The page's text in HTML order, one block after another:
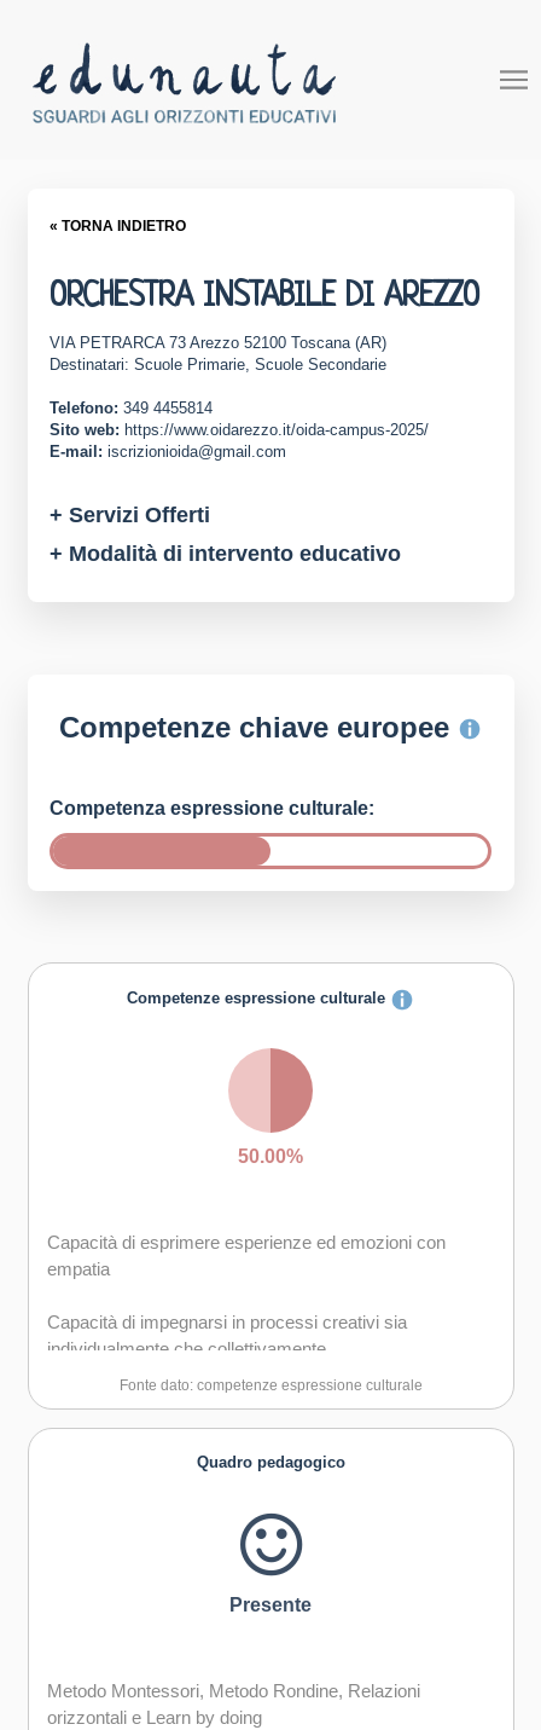
« TORNA INDIETRO
ORCHESTRA INSTABILE DI AREZZO
VIA PETRARCA 73 Arezzo 52100 Toscana (AR)
Destinatari: Scuole Primarie, Scuole Secondarie
Telefono: 349 4455814
Sito web: https://www.oidarezzo.it/oida-campus-2025/
E-mail: iscrizionioida@gmail.com
+ Servizi Offerti
+ Modalità di intervento educativo
Competenze chiave europee
Competenza espressione culturale:
Competenze espressione culturale
50.00%
Capacità di esprimere esperienze ed emozioni con
empatia
Capacità di impegnarsi in processi creativi sia
individualmente che collettivamente
Fonte dato: competenze espressione culturale
Quadro pedagogico
Presente
Metodo Montessori, Metodo Rondine, Relazioni
orizzontali e Learn by doing